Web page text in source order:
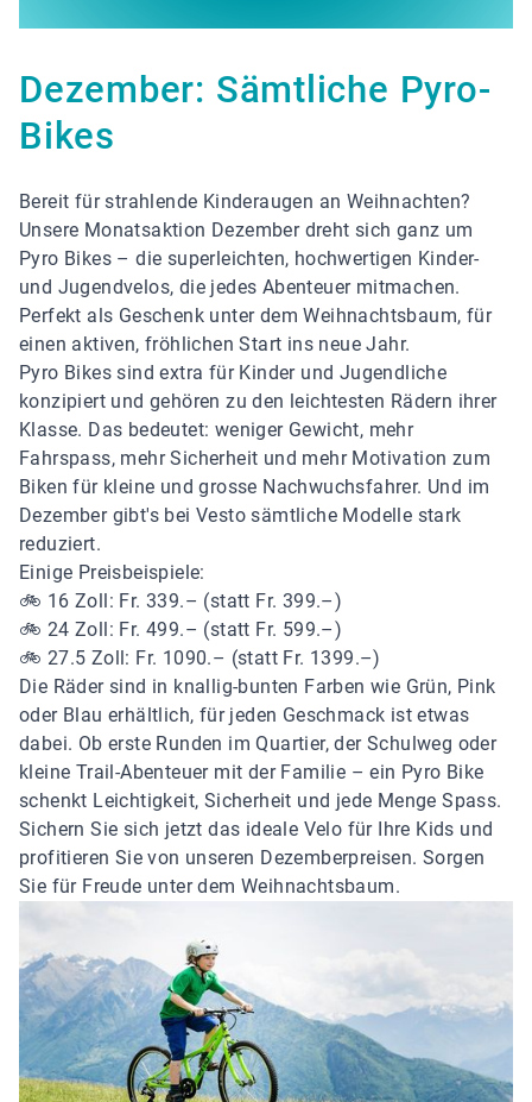
Dezember: Sämtliche Pyro-
Bikes
Bereit für strahlende Kinderaugen an Weihnachten?
Unsere Monatsaktion Dezember dreht sich ganz um
Pyro Bikes – die superleichten, hochwertigen Kinder-
und Jugendvelos, die jedes Abenteuer mitmachen.
Perfekt als Geschenk unter dem Weihnachtsbaum, für
einen aktiven, fröhlichen Start ins neue Jahr.
Pyro Bikes sind extra für Kinder und Jugendliche
konzipiert und gehören zu den leichtesten Rädern ihrer
Klasse. Das bedeutet: weniger Gewicht, mehr
Fahrspass, mehr Sicherheit und mehr Motivation zum
Biken für kleine und grosse Nachwuchsfahrer. Und im
Dezember gibt's bei Vesto sämtliche Modelle stark
reduziert.
Einige Preisbeispiele:
🚲 16 Zoll: Fr. 339.– (statt Fr. 399.–)
🚲 24 Zoll: Fr. 499.– (statt Fr. 599.–)
🚲 27.5 Zoll: Fr. 1090.– (statt Fr. 1399.–)
Die Räder sind in knallig-bunten Farben wie Grün, Pink
oder Blau erhältlich, für jeden Geschmack ist etwas
dabei. Ob erste Runden im Quartier, der Schulweg oder
kleine Trail-Abenteuer mit der Familie – ein Pyro Bike
schenkt Leichtigkeit, Sicherheit und jede Menge Spass.
Sichern Sie sich jetzt das ideale Velo für Ihre Kids und
profitieren Sie von unseren Dezemberpreisen. Sorgen
Sie für Freude unter dem Weihnachtsbaum.